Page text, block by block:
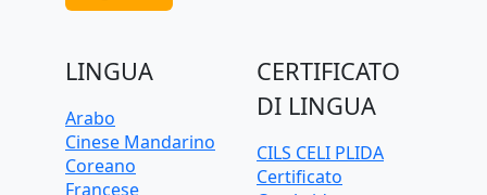
LINGUA
Arabo
Cinese Mandarino
Coreano
Francese
CERTIFICATO
DI LINGUA
CILS CELI PLIDA
Certificato